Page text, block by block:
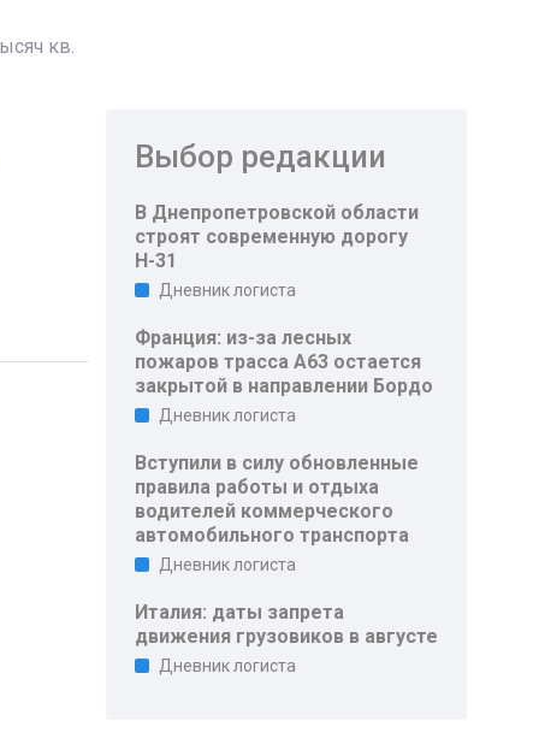
кв.
Выбор редакции
В Днепропетровской области
строят современную дорогу
Н-31
Дневник логиста
Франция: из-за лесных
пожаров трасса A63 остается
закрытой в направлении Бордо
Дневник логиста
Вступили в силу обновленные
правила работы и отдыха
водителей коммерческого
автомобильного транспорта
Дневник логиста
Италия: даты запрета
движения грузовиков в августе
Дневник логиста